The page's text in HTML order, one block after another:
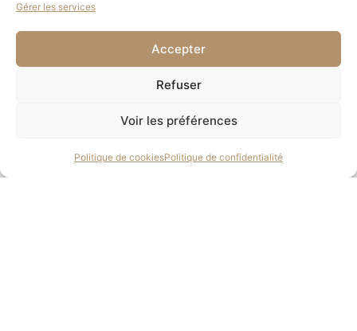
Gérer les services
Accepter
Refuser
Voir les préférences
Politique de cookiesPolitique de confidentialité